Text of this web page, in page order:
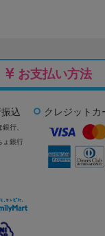
お支払い方法
込
行、
ょ銀行
クレジットカ